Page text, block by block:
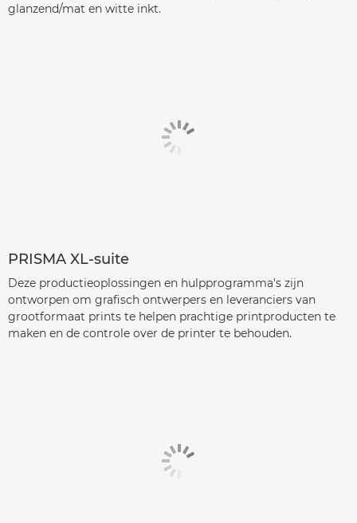
glanzend/mat en witte inkt.
PRISMA XL-suite
Deze productieoplossingen en hulpprogramma's zijn
ontworpen om grafisch ontwerpers en leveranciers van
grootformaat prints te helpen prachtige printproducten te
maken en de controle over de printer te behouden.